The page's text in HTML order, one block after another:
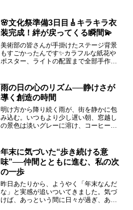
🌸文化祭準備3日目🎸キラキラ衣
装完成！絆が戻ってくる瞬間💫
美術部の皆さんが手掛けたステージ背景
もすごかったんです✨カラフルな紙花や
ポスター、ライトの配置まで全部手作り
スポットライトを当てたら、リナのギタ
ーがもっと映えるよ！」「ピアノの後ろ
には白のグラデーションがいいかも！」
そんな意見が飛び交って、みんな真剣な
のに楽しそう😆💭
雨の日の心のリズム──静けさが
導く創造の時間
明け方から降り続く雨が、街を静かに包
み込む。いつもより少し遅い朝、窓越し
の景色は淡いグレーに溶け、コーヒーの
る」ことと向き合える唯一の瞬間だから
だ。BGM制作を始めて3ヶ月。まだ駆け
出しではあるが、雨の朝にだけ訪れる“感
性の揺らぎ”が、音の輪郭を与えてくれ
る。現代は常に時間に追われ、心の余白
を失いがちだ。しかし、こうした静寂の
中にこそ、創作の種や自分自身の“リズ
ム”が潜んでいる。この記事では、雨がも
年末に気づいた“歩き続ける意
味”──仲間とともに進む、私の次
の一歩
昨日あたりから、ようやく「年末なんだ
な」と実感が追いついてきました。気づ
けば、あっという間に日々が過ぎ、あと